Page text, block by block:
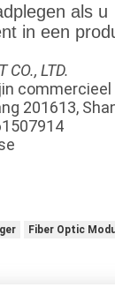
als u
in een
CO., LTD.
commercieel
201613,
Fiber Optic